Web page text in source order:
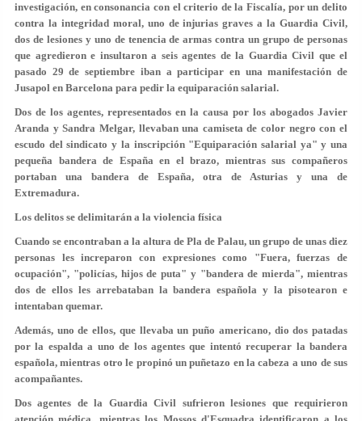
investigación, en consonancia con el criterio de la Fiscalía, por un delito
contra la integridad moral, uno de injurias graves a la Guardia Civil,
dos de lesiones y uno de tenencia de armas contra un grupo de personas
que agredieron e insultaron a seis agentes de la Guardia Civil que el
pasado 29 de septiembre iban a participar en una manifestación de
Jusapol en Barcelona para pedir la equiparación salarial.
Dos de los agentes, representados en la causa por los abogados Javier
Aranda y Sandra Melgar, llevaban una camiseta de color negro con el
escudo del sindicato y la inscripción "Equiparación salarial ya" y una
pequeña bandera de España en el brazo, mientras sus compañeros
portaban una bandera de España, otra de Asturias y una de
Extremadura.
Los delitos se delimitarán a la violencia física
Cuando se encontraban a la altura de Pla de Palau, un grupo de unas diez
personas les increparon con expresiones como "Fuera, fuerzas de
ocupación", "policías, hijos de puta" y "bandera de mierda", mientras
dos de ellos les arrebataban la bandera española y la pisotearon e
intentaban quemar.
Además, uno de ellos, que llevaba un puño americano, dio dos patadas
por la espalda a uno de los agentes que intentó recuperar la bandera
española, mientras otro le propinó un puñetazo en la cabeza a uno de sus
acompañantes.
Dos agentes de la Guardia Civil sufrieron lesiones que requirieron